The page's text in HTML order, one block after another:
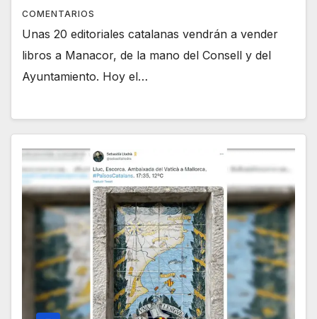
COMENTARIOS
Unas 20 editoriales catalanas vendrán a vender
libros a Manacor, de la mano del Consell y del
Ayuntamiento. Hoy el…